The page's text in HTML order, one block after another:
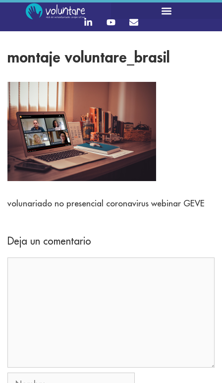
montaje voluntare_brasil
volunariado no presencial coronavirus webinar GEVE
Deja un comentario